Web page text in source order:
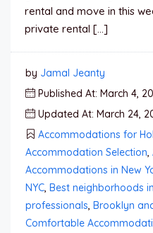
rental and move in this
private rental […]
by Jamal Jeanty
Published At: March 4,
Updated At: March 24,
Accommodations for
Accommodation Selection,
Accommodations in New
NYC, Best neighborhoods
professionals, Brooklyn
Comfortable